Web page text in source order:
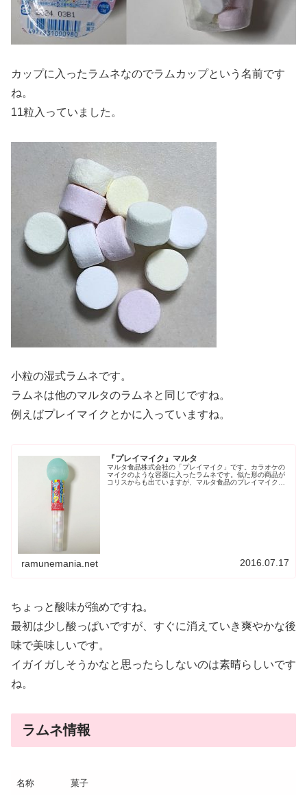
カップに入ったラムネなのでラムカップという名前です
ね。
11粒入っていました。
小粒の湿式ラムネです。
ラムネは他のマルタのラムネと同じですね。
例えばプレイマイクとかに入っていますね。
『プレイマイク』マルタ
マルタ食品株式会社の「プレイマイク」です。カラオケの
マイクのような容器に入ったラムネです。似た形の商品が
コリスからも出ていますが、マルタ食品のプレイマイクの
ramunemania.net 2016.07.17
ちょっと酸味が強めですね。
最初は少し酸っぱいですが、すぐに消えていき爽やかな後
味で美味しいです。
イガイガしそうかなと思ったらしないのは素晴らしいです
ね。
ラムネ情報
名称 菓子